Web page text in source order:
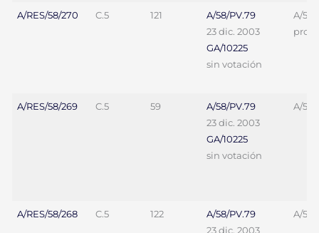
A/RES/58/270 C.5 121
A/58/PV.79
23 dic. 2003
GA/10225
sin votación
A/58/
proy.
A/RES/58/269 C.5 59
A/58/PV.79
23 dic. 2003
GA/10225
sin votación
A/58/
A/RES/58/268 C.5 122
A/58/PV.79
23 dic. 2003
A/58/